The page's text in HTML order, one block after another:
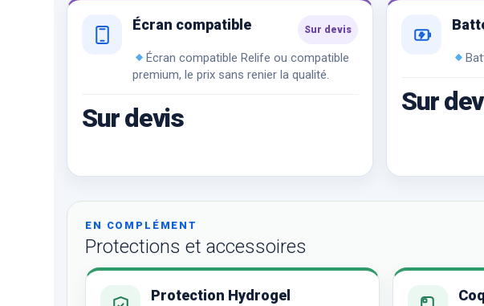
Écran compatible Sur devis
Écran compatible Relife ou compatible
premium, le prix sans renier la qualité.
Sur devis
Sur
EN COMPLÉMENT
Protections et accessoires
Protection Hydrogel